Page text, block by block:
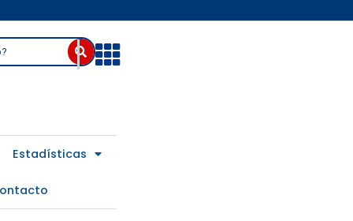
Abrir
Estadísticas